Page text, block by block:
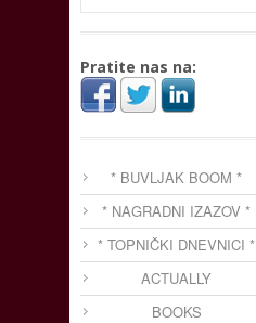
Pratite nas na:
* BUVLJAK BOOM *
* NAGRADNI IZAZOV *
* TOPNIČKI DNEVNICI *
ACTUALLY
BOOKS